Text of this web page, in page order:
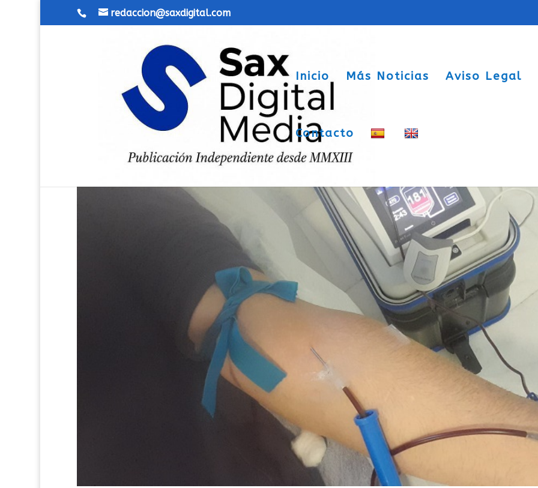
redaccion@saxdigital.com
Inicio Más Noticias Aviso Legal
Contacto